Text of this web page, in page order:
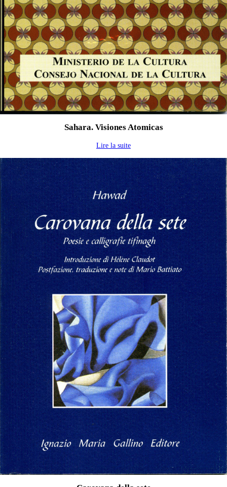
Sahara. Visiones Atomicas
Lire la suite